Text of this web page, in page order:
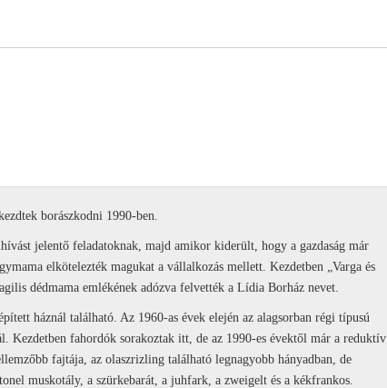
borászkodni 1990-ben.
jelentő feladatoknak, majd amikor kiderült, hogy a gazdaság már
elkötelezték magukat a vállalkozás mellett. Kezdetben „Varga és
dédmama emlékének adózva felvették a Lídia Borház nevet.
háznál található. Az 1960-as évek elején az alagsorban régi típusú
Kezdetben fahordók sorakoztak itt, de az 1990-es évektől már a reduktív
fajtája, az olaszrizling található legnagyobb hányadban, de
muskotály, a szürkebarát, a juhfark, a zweigelt és a kékfrankos.